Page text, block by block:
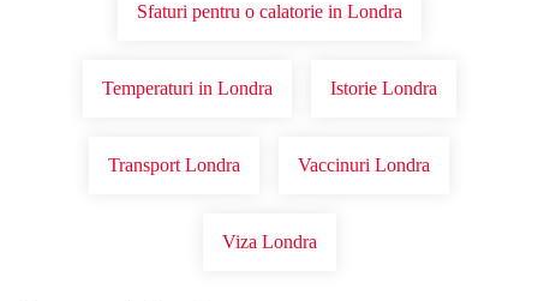
Sfaturi pentru o calatorie in Londra
Temperaturi in Londra Istorie Londra
Transport Londra Vaccinuri Londra
Viza Londra